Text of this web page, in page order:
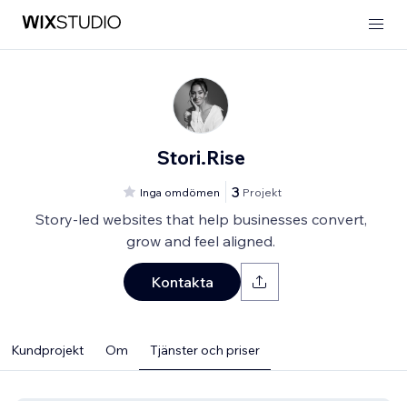
Stori.Rise
Inga omdömen 3 Projekt
Story-led websites that help businesses convert,
grow and feel aligned.
Kontakta
Kundprojekt Om Tjänster och priser